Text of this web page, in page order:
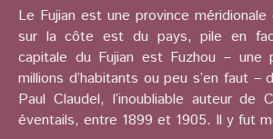
Le Fujian est une province
sur la côte est du pays, pile en
capitale du Fujian est Fuzhou –
millions d’habitants ou peu s’en faut –
Paul Claudel, l’inoubliable auteur de
éventails, entre 1899 et 1905. Il y fut